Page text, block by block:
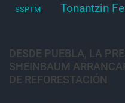
SSPTM Tonantzin
DESDE PUEBLA, LA
SHEINBAUM
DE REFORESTACIÓN